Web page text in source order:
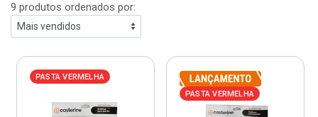
9 produtos ordenados por:
PASTA VERMELHA
PASTA VERMELHA